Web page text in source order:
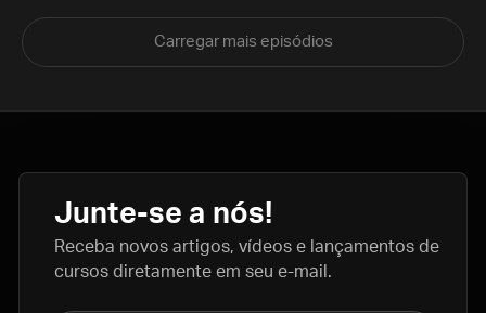
Carregar mais episódios
Junte-se a nós!
Receba novos artigos, vídeos e lançamentos de
cursos diretamente em seu e-mail.